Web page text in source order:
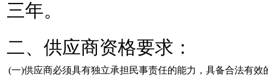
三年。
二、供应商资格要求：
(一)供应商必须具有独立承担民事责任的能力，具备合法有